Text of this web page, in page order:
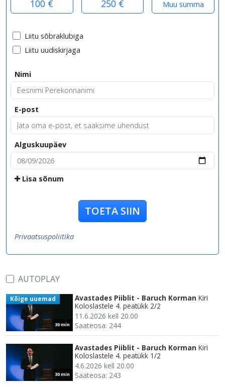
100 € 250 €
Liitu sõbraklubiga
Liitu uudiskirjaga
Nimi
E-post
Alguskuupäev
Lisa sõnum
TOETA SIIN
Privaatsuspoliitika
AUTOPLAY
30 min
Kõige uuemad Avastades Piiblit - Baruch Korman Kiri
Koloslastele 4. peatükk 2/2
11.6.2026 kell 20.00
Saateosa: 244
30 min
Avastades Piiblit - Baruch Korman Kiri
Koloslastele 4. peatükk 1/2
4.6.2026 kell 20.00
Saateosa: 243